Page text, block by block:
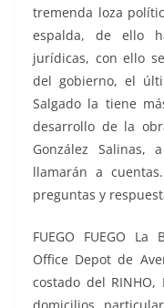
tremenda loza
espalda, de ello
jurídicas, con ello
del gobierno, el
Salgado la tiene
desarrollo de la
González
llamarán a
preguntas y
FUEGO FUEGO
Office Depot de
costado del